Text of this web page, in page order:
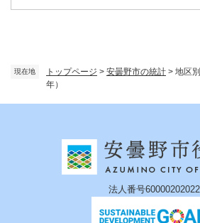
現在地 トップページ > 安曇野市の統計 > 地区
年）
法人番号